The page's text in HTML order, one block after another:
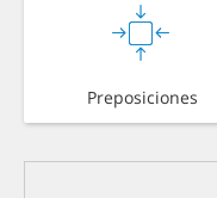
Preposiciones